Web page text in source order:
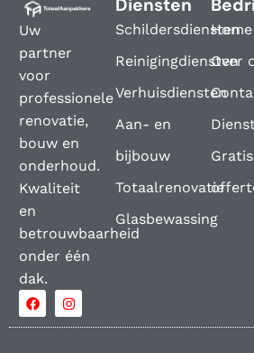
Uw
partner
voor
professionele
renovatie,
bouw en
onderhoud.
Kwaliteit
en
betrouwbaarheid
onder één
dak.
Diensten
Schildersdiensten
Reinigingdiensten
Verhuisdiensten
Aan- en
bijbouw
Totaalrenovatie
Glasbewassing
Home
Over
Gratis